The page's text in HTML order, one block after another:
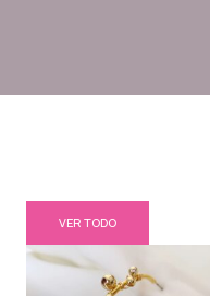
VER TODO